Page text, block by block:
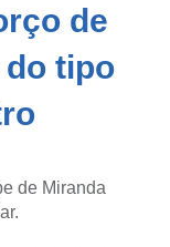
de
tipo
de Miranda